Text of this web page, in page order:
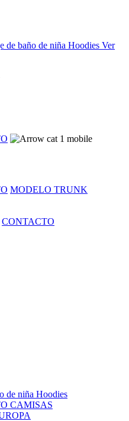
de baño de niña Hoodies Ver
MODELO TRUNK
CONTACTO
de niña Hoodies
CAMISAS